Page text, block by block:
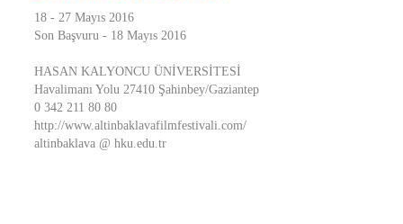
18 - 27 Mayıs 2016
Son Başvuru - 18 Mayıs 2016
HASAN KALYONCU ÜNİVERSİTESİ
Havalimanı Yolu 27410 Şahinbey/Gaziantep
0 342 211 80 80
http://www.altinbaklavafilmfestivali.com/
altinbaklava @ hku.edu.tr